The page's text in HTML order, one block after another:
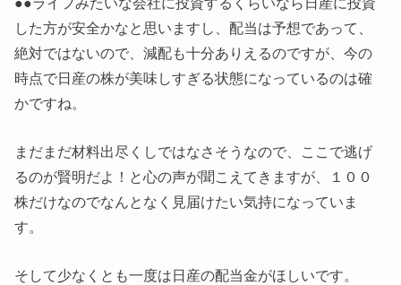
した方が安全かなと思いますし、配当は予想であって、
絶対ではないので、減配も十分ありえるのですが、今の
時点で日産の株が美味しすぎる状態になっているのは確
かですね。
まだまだ材料出尽くしではなさそうなので、ここで逃げ
るのが賢明だよ！と心の声が聞こえてきますが、１００
株だけなのでなんとなく見届けたい気持になっていま
す。
そして少なくとも一度は日産の配当金がほしいです。